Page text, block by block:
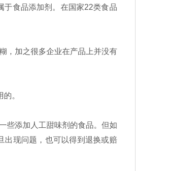
于食品添加剂。在国家22类食品
，加之很多企业在产品上并没有
。
些添加人工甜味剂的食品。但如
出现问题，也可以得到退换或赔